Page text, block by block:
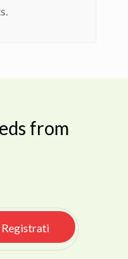
from
Registrati